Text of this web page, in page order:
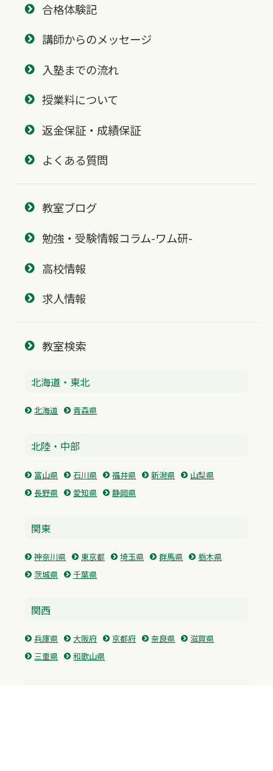
合格体験記
講師からのメッセージ
入塾までの流れ
授業料について
返金保証・成績保証
よくある質問
教室ブログ
勉強・受験情報コラム-ワム研-
高校情報
求人情報
教室検索
北海道・東北
北海道 青森県
北陸・中部
富山県 石川県 福井県 新潟県
山梨県
長野県
愛知県 静岡県
関東
神奈川県 東京都 埼玉県 群馬県
栃木県
茨城県
千葉県
関西
兵庫県 大阪府 京都府 奈良県
滋賀県
三重県
和歌山県